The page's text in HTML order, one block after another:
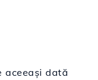
aceeași dată